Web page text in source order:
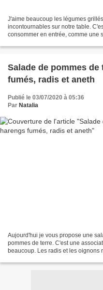
J'aime beaucoup les légumes
incontournables sur notre table.
consommer en entrée, comme une
Salade de pommes
fumés, radis et aneth
Publié le 03/07/2020 à 05:36
Par Natalia
Aujourd'hui je vous propose une
pommes de terre. C'est une
beaucoup. Les radis et les oignons